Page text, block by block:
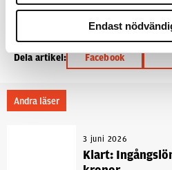
Endast
Dela artikel: Facebook
Andra läser
3 juni 2026
Klart: